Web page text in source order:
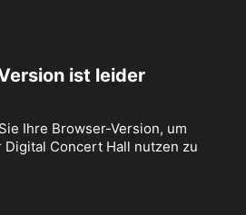
ist leider
Ihre Browser-Version, um
Digital Concert Hall nutzen zu